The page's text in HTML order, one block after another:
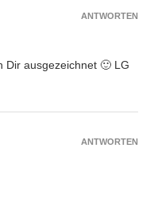
Dir ausgezeichnet 🙂 LG
ANTWORTEN
ANTWORTEN